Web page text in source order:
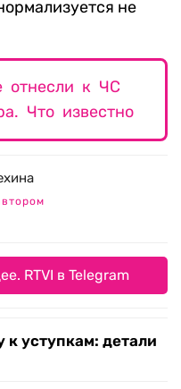
не
отнесли к ЧС
Что известно
RTVI в Telegram
уступкам: детали